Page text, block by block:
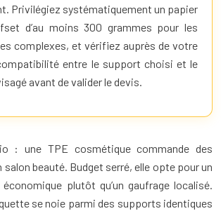
Privilégiez systématiquement un papier
d’au moins 300 grammes pour les
complexes, et vérifiez auprès de votre
entre le support choisi et le
avant de valider le devis.
: une TPE cosmétique commande des
beauté. Budget serré, elle opte pour un
plutôt qu’un gaufrage localisé.
se noie parmi des supports identiques